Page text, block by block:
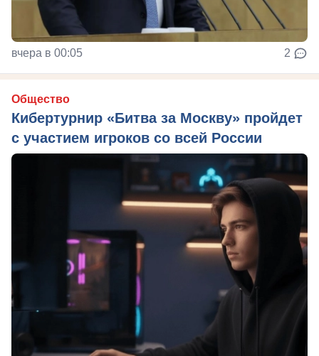
вчера в 00:05 2
Общество
Кибертурнир «Битва за Москву» пройдет
с участием игроков со всей России